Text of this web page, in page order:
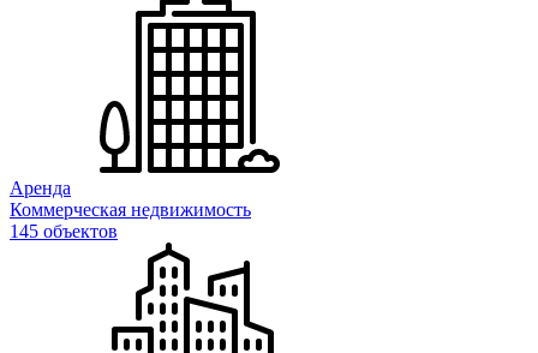
Аренда
Коммерческая недвижимость
145 объектов